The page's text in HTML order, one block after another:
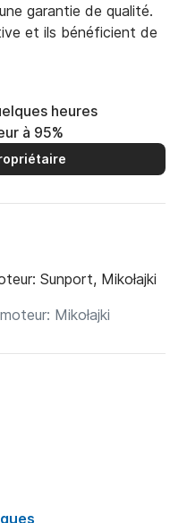
garantie de qualité.
et ils bénéficient de
heures
à 95%
Sunport, Mikołajki